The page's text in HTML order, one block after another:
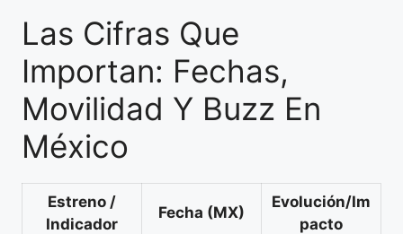
Las Cifras Que
Importan: Fechas,
Movilidad Y Buzz En
México
Estreno /
Indicador
Fecha (MX)
Evolución/Im
pacto